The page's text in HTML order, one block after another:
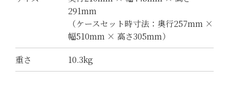
291mm
（ケースセット時寸法：奥行257mm ×
幅510mm × 高さ305mm）
重さ
10.3kg